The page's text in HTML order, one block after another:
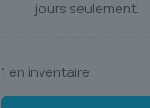
jours seulement.
1 en inventaire